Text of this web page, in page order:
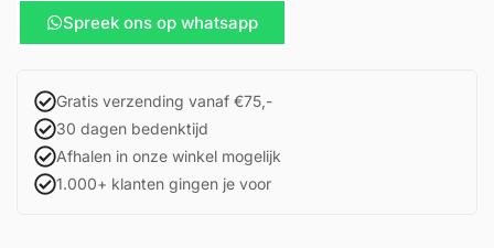
Spreek ons op whatsapp
Gratis verzending vanaf €75,-
30 dagen bedenktijd
Afhalen in onze winkel mogelijk
1.000+ klanten gingen je voor